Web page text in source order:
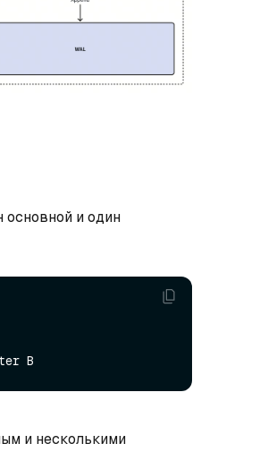
основной и один
и несколькими